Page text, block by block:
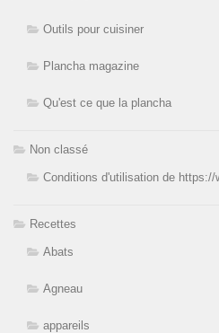
Outils pour cuisiner
Plancha magazine
Qu'est ce que la plancha
Non classé
Conditions d'utilisation de https://
Recettes
Abats
Agneau
appareils